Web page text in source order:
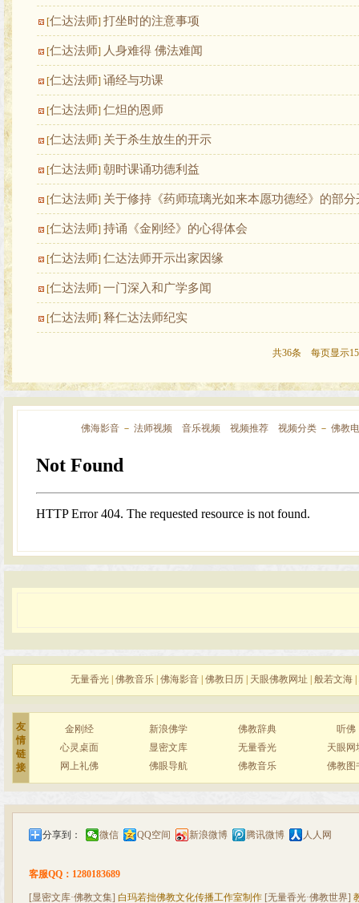
[仁达法师] 打坐时的注意事项
[仁达法师] 人身难得 佛法难闻
[仁达法师] 诵经与功课
[仁达法师] 仁炟的恩师
[仁达法师] 关于杀生放生的开示
[仁达法师] 朝时课诵功德利益
[仁达法师] 关于修持《药师琉璃光如来本愿功德经》的部分
[仁达法师] 持诵《金刚经》的心得体会
[仁达法师] 仁达法师开示出家因缘
[仁达法师] 一门深入和广学多闻
[仁达法师] 释仁达法师纪实
共36条 每页显示
佛海影音 － 法师视频 音乐视频 视频推荐 视频分类 － 佛教
无量香光 佛教音乐 佛海影音 佛教日历 天眼佛教网址 般若文海
友
情
链
接
金刚经 新浪佛学 佛教辞典
听佛
心灵桌面
显密文库 无量香光
天眼网
网上礼佛
佛眼导航 佛教音乐 佛教图
分享到： 微信 QQ空间 新浪微博 腾讯微博 人人网
客服QQ：1280183689
[显密文库·佛教文集] 白玛若拙佛教文化传播工作室制作 [无量香光·佛教世界]